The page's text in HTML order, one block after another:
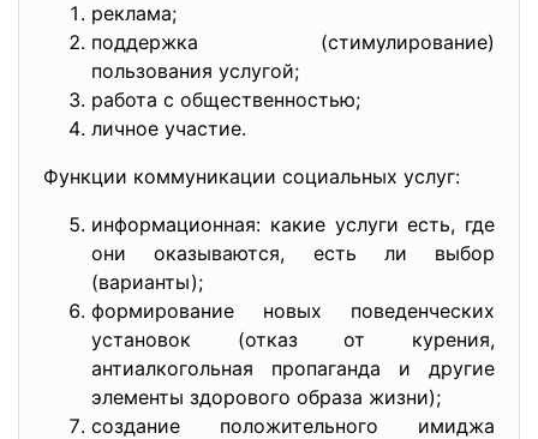
реклама;
поддержка (стимулирование)
пользования услугой;
работа с общественностью;
личное участие.
Функции коммуникации социальных услуг:
информационная: какие услуги есть, где
они оказываются, есть ли выбор
(варианты);
формирование новых поведенческих
установок (отказ от курения,
антиалкогольная пропаганда и другие
элементы здорового образа жизни);
создание положительного имиджа